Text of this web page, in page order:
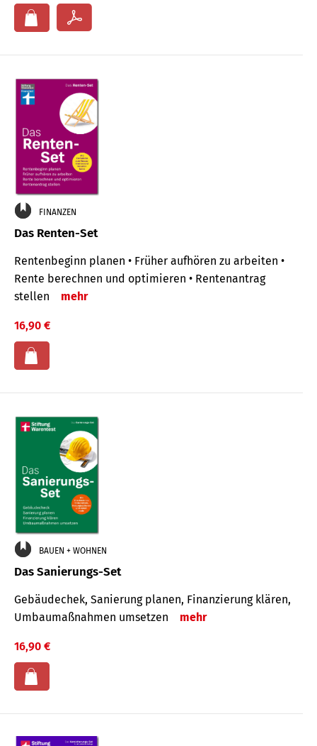
FINANZEN
Das Renten-Set
Rentenbeginn planen • Früher aufhören zu arbeiten •
Rente berechnen und optimieren • Rentenantrag
stellen
mehr
16,90 €
BAUEN + WOHNEN
Das Sanierungs-Set
Gebäudechek, Sanierung planen, Finanzierung klären,
Umbaumaßnahmen umsetzen
mehr
16,90 €